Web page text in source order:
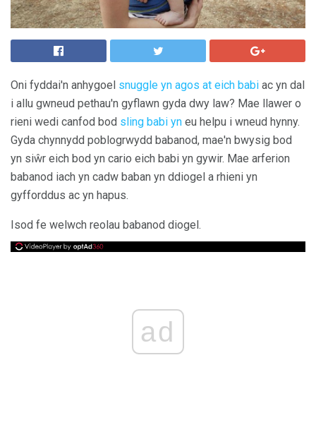
Oni fyddai'n anhygoel snuggle yn agos at eich babi ac yn dal
i allu gwneud pethau'n gyflawn gyda dwy law? Mae llawer o
rieni wedi canfod bod sling babi yn eu helpu i wneud hynny.
Gyda chynnydd poblogrwydd babanod, mae'n bwysig bod
yn siŵr eich bod yn cario eich babi yn gywir. Mae arferion
babanod iach yn cadw baban yn ddiogel a rhieni yn
gyfforddus ac yn hapus.
Isod fe welwch reolau babanod diogel.
ad